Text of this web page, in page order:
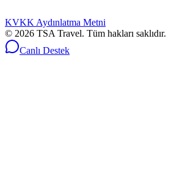
KVKK Aydınlatma Metni
© 2026 TSA Travel. Tüm hakları saklıdır.
Canlı Destek